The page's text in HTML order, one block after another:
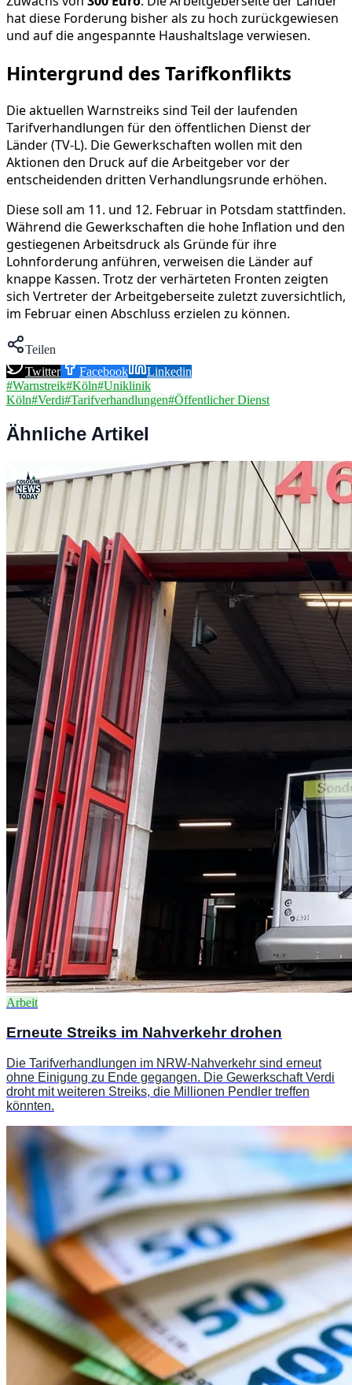
hat diese Forderung bisher als zu hoch zurückgewiesen
und auf die angespannte Haushaltslage verwiesen.
Hintergrund des Tarifkonflikts
Die aktuellen Warnstreiks sind Teil der laufenden
Tarifverhandlungen für den öffentlichen Dienst der
Länder (TV-L). Die Gewerkschaften wollen mit den
Aktionen den Druck auf die Arbeitgeber vor der
entscheidenden dritten Verhandlungsrunde erhöhen.
Diese soll am 11. und 12. Februar in Potsdam stattfinden.
Während die Gewerkschaften die hohe Inflation und den
gestiegenen Arbeitsdruck als Gründe für ihre
Lohnforderung anführen, verweisen die Länder auf
knappe Kassen. Trotz der verhärteten Fronten zeigten
sich Vertreter der Arbeitgeberseite zuletzt zuversichtlich,
im Februar einen Abschluss erzielen zu können.
Teilen
Twitter
Facebook
Linkedin
#Warnstreik#Köln#Uniklinik
Köln#Verdi#Tarifverhandlungen#Öffentlicher Dienst
Ähnliche Artikel
Arbeit
Erneute Streiks im Nahverkehr drohen
Die Tarifverhandlungen im NRW-Nahverkehr sind erneut
ohne Einigung zu Ende gegangen. Die Gewerkschaft Verdi
droht mit weiteren Streiks, die Millionen Pendler treffen
könnten.